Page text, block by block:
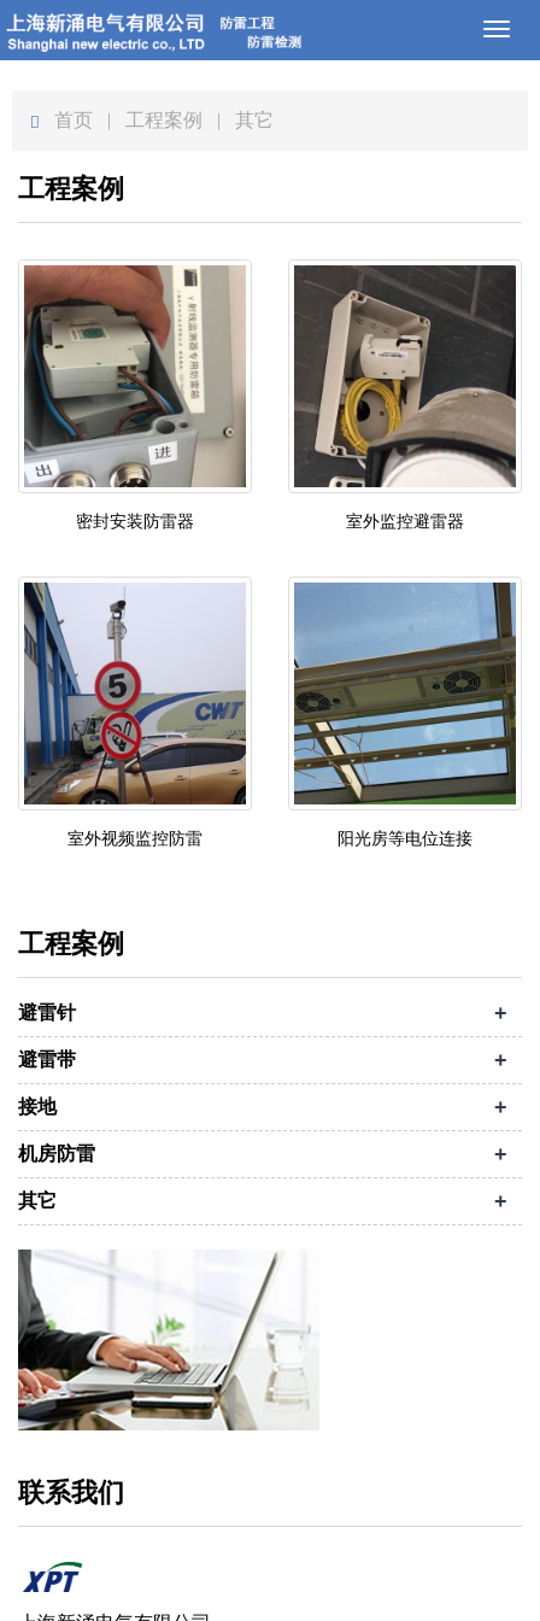
首页 | 工程案例 | 其它
工程案例
密封安装防雷器 室外监控避雷器
室外视频监控防雷 阳光房等电位连接
工程案例
避雷针 +
避雷带 +
接地 +
机房防雷 +
其它 +
联系我们